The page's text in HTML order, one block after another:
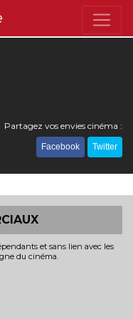
Partagez vos envies cinéma :
Facebook Twitter
et sans lien avec les
du cinéma.